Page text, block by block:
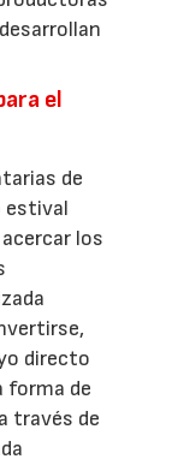
el
de
estival
los
directo
forma de
través de